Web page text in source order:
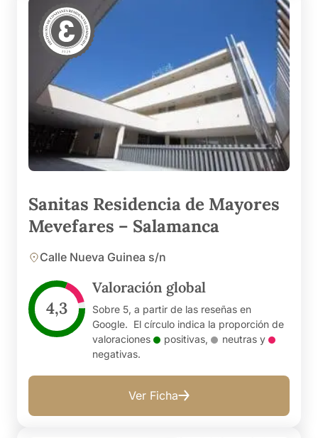
Sanitas Residencia de Mayores
Mevefares – Salamanca
Calle Nueva Guinea s/n
4,3
Valoración global
Sobre 5, a partir de las reseñas en
Google. El círculo indica la proporción de
valoraciones
positivas, neutrasy
negativas.
Ver Ficha